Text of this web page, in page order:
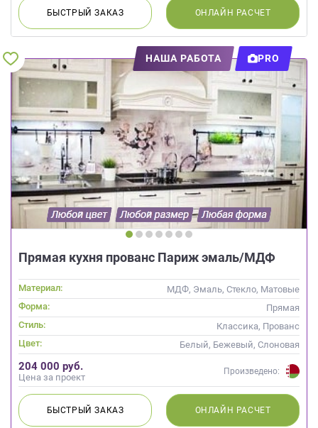
БЫСТРЫЙЗАКАЗ ОНЛАЙН РАСЧЕТ
НАША РАБОТА PRO
Прямая кухня прованс Париж эмаль/МДФ
Материал:
МДФ, Эмаль, Стекло, Матовые
Форма:
Прямая
Стиль:
Классика, Прованс
Цвет:
Белый, Бежевый, Слоновая
кость
204 000 руб.
Цена за проект
Произведено:
БЫСТРЫЙЗАКАЗ ОНЛАЙН РАСЧЕТ